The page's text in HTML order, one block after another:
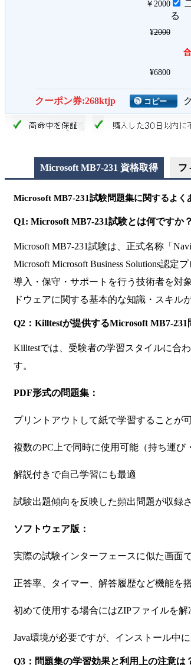
￥ 2000
る
¥2000
¥6800
クーポン券:268ktjp
Microsoft MB7-231 資格取得 フ
Microsoft MB7-231試験問題集に関するよく
Q1: Microsoft MB7-231試験とは何ですか？
Microsoft MB7-231試験は、正式名称「
Microsoft Microsoft Business Solutions認
導入・保守・サポートを行う技術者を対
ドウェアに関する基本的な知識・スキル
Q2：Killtestが提供するMicrosoft MB7-
Killtestでは、受験者の学習スタイルに合
す。
PDF形式の問題集：
プリントアウトして紙で学習することが
複数のPC上で同時に使用可能（持ち運び
解説付きで自己学習にも最適
試験出題傾向を反映した頻出問題が収録
ソフトウェア版：
実際の試験インターフェースに似た画面
正答率、タイマー、解答履歴など機能を
初めて使用する場合にはZIPファイルを
Java環境が必要ですが、インストール中
Q3：問題集の学習効果と利用上の注意は